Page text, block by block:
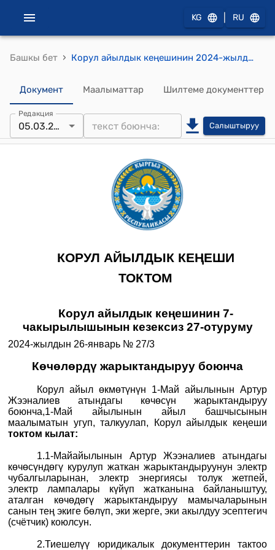
KG RU
Башкы бет › Корул айылдык кеңешинин 2024-жылдын 26-январындагы №27/3 "Көчөлөрдү жарыктандыруу боюнча" токтому.
Документ Маалыматтар Шилтеме документтер
Редакция
05.03.2024 Салыштыруу